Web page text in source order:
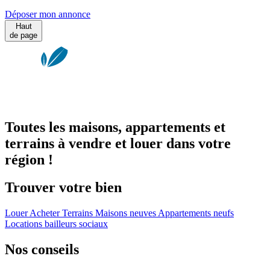
Déposer mon annonce
Haut
de page
Toutes les maisons, appartements et
terrains à vendre et louer dans votre
région !
Trouver votre bien
LouerAcheterTerrains Maisons neuves Appartements neufs
Locations bailleurs sociaux
Nos conseils